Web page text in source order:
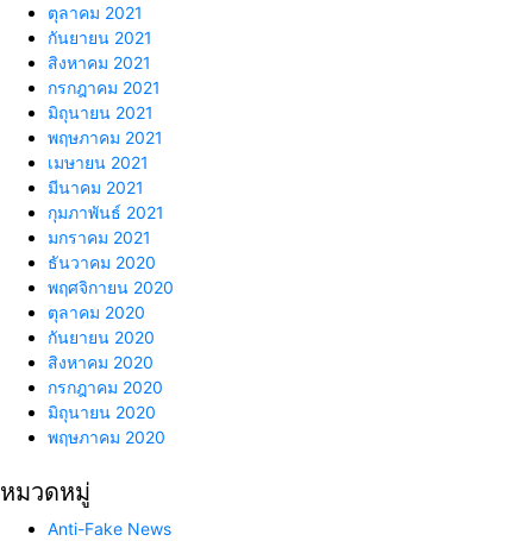
ตุลาคม 2021
กันยายน 2021
สิงหาคม 2021
กรกฎาคม 2021
มิถุนายน 2021
พฤษภาคม 2021
เมษายน 2021
มีนาคม 2021
กุมภาพันธ์ 2021
มกราคม 2021
ธันวาคม 2020
พฤศจิกายน 2020
ตุลาคม 2020
กันยายน 2020
สิงหาคม 2020
กรกฎาคม 2020
มิถุนายน 2020
พฤษภาคม 2020
หมวดหมู่
Anti-Fake News